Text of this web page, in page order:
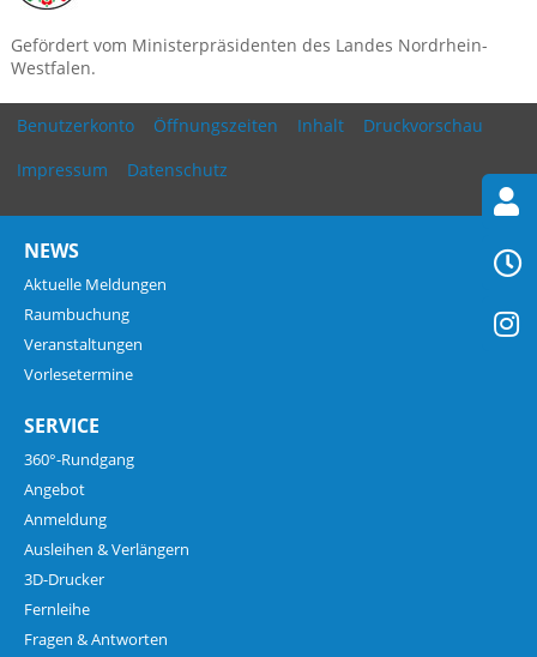
Gefördert vom Ministerpräsidenten des Landes Nordrhein-
Westfalen.
Benutzerkonto Öffnungszeiten Inhalt
Druckvorschau
Impressum
Datenschutz
NEWS
Aktuelle Meldungen
Raumbuchung
Veranstaltungen
Vorlesetermine
SERVICE
360°-Rundgang
Angebot
Anmeldung
Ausleihen & Verlängern
3D-Drucker
Fernleihe
Fragen & Antworten